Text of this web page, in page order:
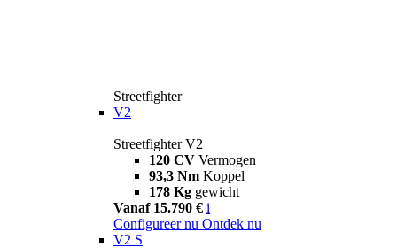
Streetfighter
V2
Streetfighter V2
120 CV Vermogen
93,3 Nm Koppel
178 Kg gewicht
Vanaf 15.790 € i
Configureer nu Ontdek nu
V2 S